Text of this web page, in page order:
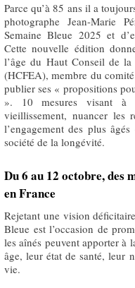
Parce qu’à 85 ans il a
photographe Jean-Marie
Semaine Bleue 2025 et
Cette nouvelle édition
l’âge du Haut Conseil de
(HCFEA), membre du
publier ses « propositions
». 10 mesures visant à
vieillissement, nuancer les
l’engagement des plus
société de la longévité.
Du 6 au 12 octobre, des
en France
Rejetant une vision déficitaire de l’avancée en âge, la Semaine
Bleue est l’occasion de
les aînés peuvent apporter à
âge, leur état de santé, leur
vie.